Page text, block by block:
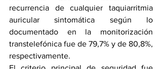
recurrencia de cualquier taquiarritmia
auricular sintomática según lo
documentado en la monitorización
transtelefónica fue de 79,7% y de 80,8%,
respectivamente.